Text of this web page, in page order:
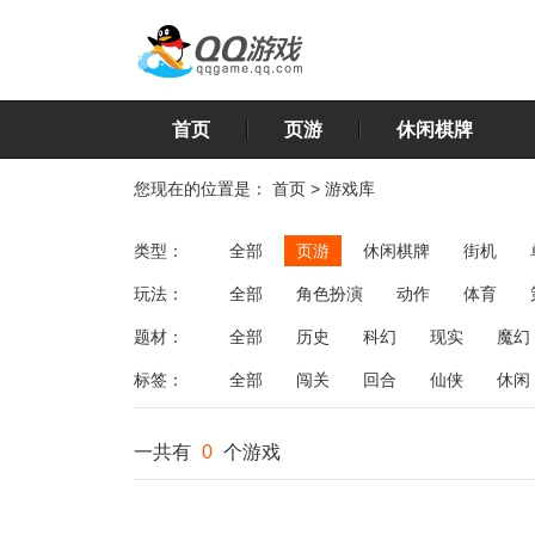
首页 页游 休闲棋牌
您现在的位置是： 首页 > 游戏库
类型： 全部 页游 休闲棋牌 街机
玩法： 全部 角色扮演 动作 体育
飞行
恋爱 第三人称射击 棋类
题材： 全部 历史 科幻 现实 魔幻
标签： 全部 闯关 回合 仙侠 休闲
一共有 0 个游戏